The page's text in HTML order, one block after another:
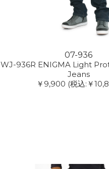
07-936
WJ-936R ENIGMA Light
Jeans
￥9,900 (税込:￥